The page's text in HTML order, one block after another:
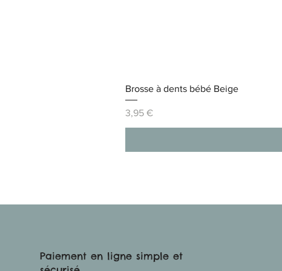
Brosse à dents bébé Beige
Prix
3,95 €
Paiement en ligne simple et